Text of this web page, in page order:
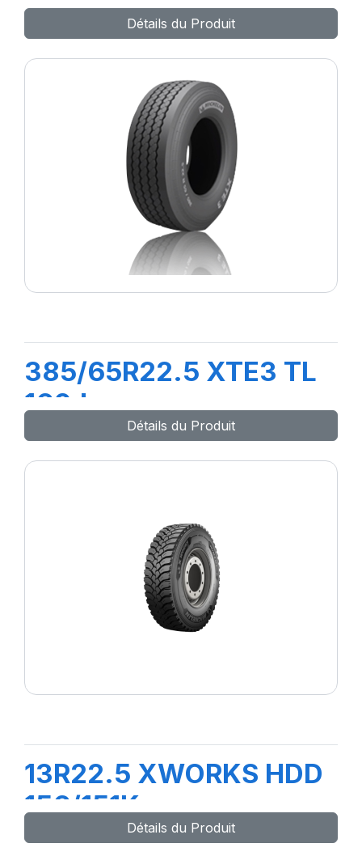
Détails du Produit
385/65R22.5 XTE3 TL
160J
Détails du Produit
13R22.5 XWORKS HDD
156/151K
Détails du Produit